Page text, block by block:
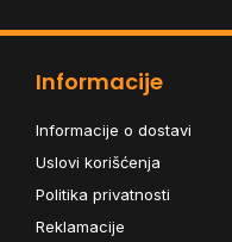
Informacije
Informacije o dostavi
Uslovi korišćenja
Politika privatnosti
Reklamacije